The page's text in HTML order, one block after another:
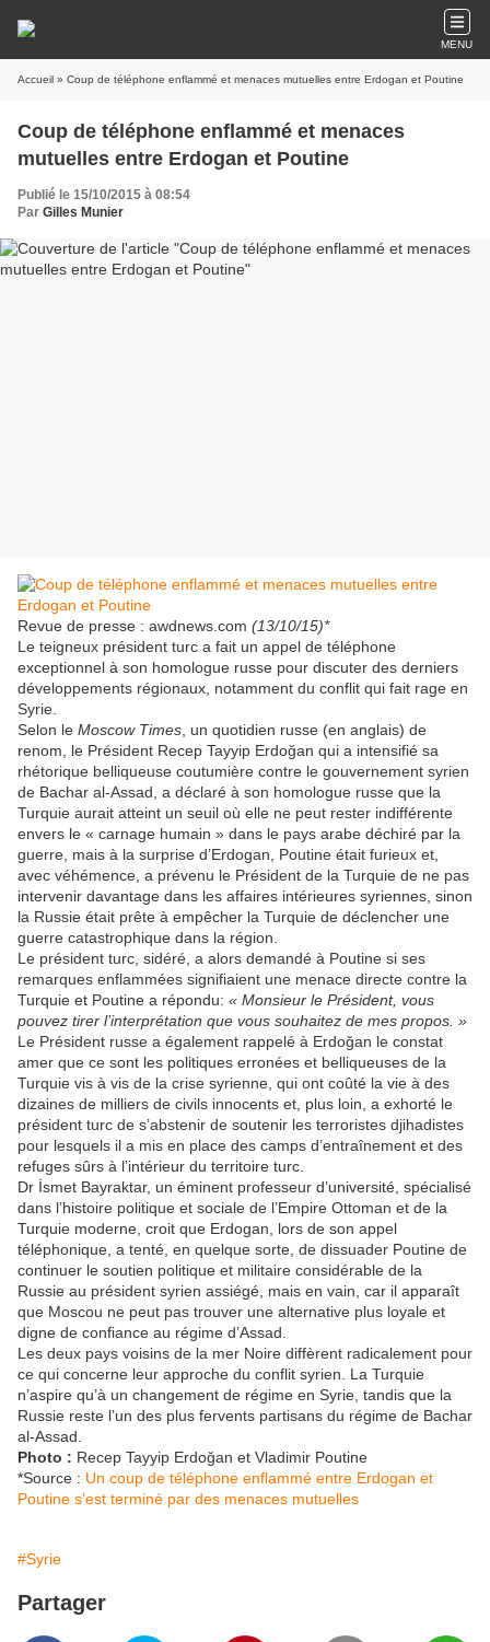
MENU
Accueil » Coup de téléphone enflammé et menaces mutuelles entre Erdogan et Poutine
Coup de téléphone enflammé et menaces
mutuelles entre Erdogan et Poutine
Publié le 15/10/2015 à 08:54
Par Gilles Munier
Revue de presse : awdnews.com (13/10/15)*
Le teigneux président turc a fait un appel de téléphone
exceptionnel à son homologue russe pour discuter des derniers
développements régionaux, notamment du conflit qui fait rage en
Syrie.
Selon le Moscow Times , un quotidien russe (en anglais) de
renom, le Président Recep Tayyip Erdoğan qui a intensifié sa
rhétorique belliqueuse coutumière contre le gouvernement syrien
de Bachar al-Assad, a déclaré à son homologue russe que la
Turquie aurait atteint un seuil où elle ne peut rester indifférente
envers le « carnage humain » dans le pays arabe déchiré par la
guerre, mais à la surprise d’Erdogan, Poutine était furieux et,
avec véhémence, a prévenu le Président de la Turquie de ne pas
intervenir davantage dans les affaires intérieures syriennes, sinon
la Russie était prête à empêcher la Turquie de déclencher une
guerre catastrophique dans la région.
Le président turc, sidéré, a alors demandé à Poutine si ses
remarques enflammées signifiaient une menace directe contre la
Turquie et Poutine a répondu: « Monsieur le Président, vous
pouvez tirer l’interprétation que vous souhaitez de mes propos. »
Le Président russe a également rappelé à Erdoğan le constat
amer que ce sont les politiques erronées et belliqueuses de la
Turquie vis à vis de la crise syrienne, qui ont coûté la vie à des
dizaines de milliers de civils innocents et, plus loin, a exhorté le
président turc de s’abstenir de soutenir les terroristes djihadistes
pour lesquels il a mis en place des camps d’entraînement et des
refuges sûrs à l’intérieur du territoire turc.
Dr İsmet Bayraktar, un éminent professeur d’université, spécialisé
dans l’histoire politique et sociale de l’Empire Ottoman et de la
Turquie moderne, croit que Erdogan, lors de son appel
téléphonique, a tenté, en quelque sorte, de dissuader Poutine de
continuer le soutien politique et militaire considérable de la
Russie au président syrien assiégé, mais en vain, car il apparaît
que Moscou ne peut pas trouver une alternative plus loyale et
digne de confiance au régime d’Assad.
Les deux pays voisins de la mer Noire diffèrent radicalement pour
ce qui concerne leur approche du conflit syrien. La Turquie
n’aspire qu’à un changement de régime en Syrie, tandis que la
Russie reste l’un des plus fervents partisans du régime de Bachar
al-Assad.
Photo : Recep Tayyip Erdoğan et Vladimir Poutine
*Source : Un coup de téléphone enflammé entre Erdogan et
Poutine s’est terminé par des menaces mutuelles
#Syrie
Partager